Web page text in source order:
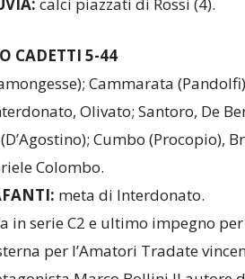
CADETTI 5-44
Cammarata
Olivato; Santoro, De
Cumbo (Procopio),
Colombo.
meta di Interdonato.
serie C2 e ultimo impegno per
per l’Amatori Tradate